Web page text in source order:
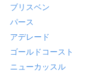
ブリスベン
パース
アデレード
ゴールドコースト
ニューカッスル